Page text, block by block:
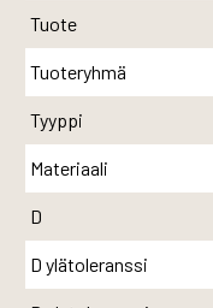
Tuote
Tuoteryhmä
Tyyppi
Materiaali
D
D ylätoleranssi